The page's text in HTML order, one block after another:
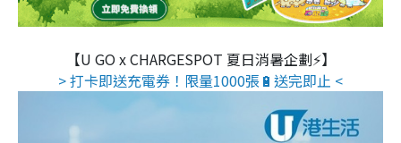
【U GO x CHARGESPOT 夏日消暑企劃⚡】
> 打卡即送充電券！限量1000張🔋送完即止 <